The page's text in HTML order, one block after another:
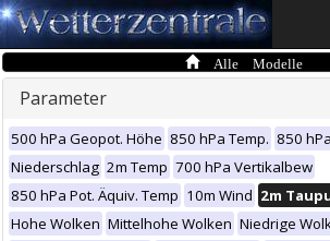
Alle Modelle
Parameter
500 hPa Geopot. Höhe 850 hPa Temp. 850
Niederschlag 2m Temp 700 hPa Vertikalbew
850 hPa Pot. Äquiv. Temp 10m Wind 2m
Hohe Wolken Mittelhohe Wolken Niedrige